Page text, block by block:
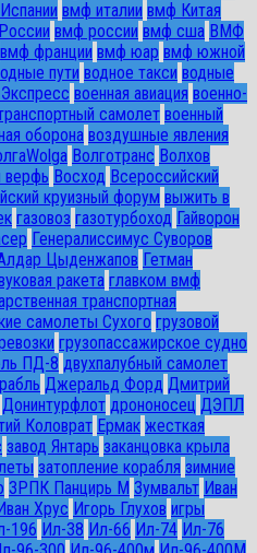
вмф италии вмф Китая
вмф россии вмф сша ВМФ
вмф франции вмф юар вмф южной
пути водное такси водные
военная авиация военно-
самолет военный
оборона воздушные явления
Волготранс Волхов
верфь Восход Всероссийский
круизный форум выжить в
газовоз газотурбоход Гайворон
Генералиссимус Суворов
Цыденжапов Гетман
ракета главком вмф
транспортная
самолеты Сухого грузовой
грузопассажирское судно
ПД-8 двухпалубный самолет
Джеральд Форд Дмитрий
Донинтурфлот дрононосец ДЭПЛ
Коловрат Ермак жесткая
завод Янтарь заканцовка крыла
затопление корабля зимние
ЗРПК Панцирь М Зумвальт Иван
Иван Хрус Игорь Глухов игры
196 Ил-38 Ил-66 Ил-74 Ил-76